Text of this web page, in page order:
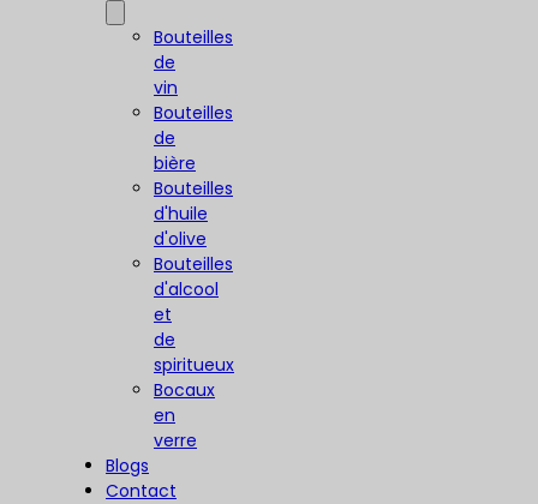
Bouteilles
de
vin
Bouteilles
de
bière
Bouteilles
d'huile
d'olive
Bouteilles
d'alcool
et
de
spiritueux
Bocaux
en
verre
Blogs
Contact